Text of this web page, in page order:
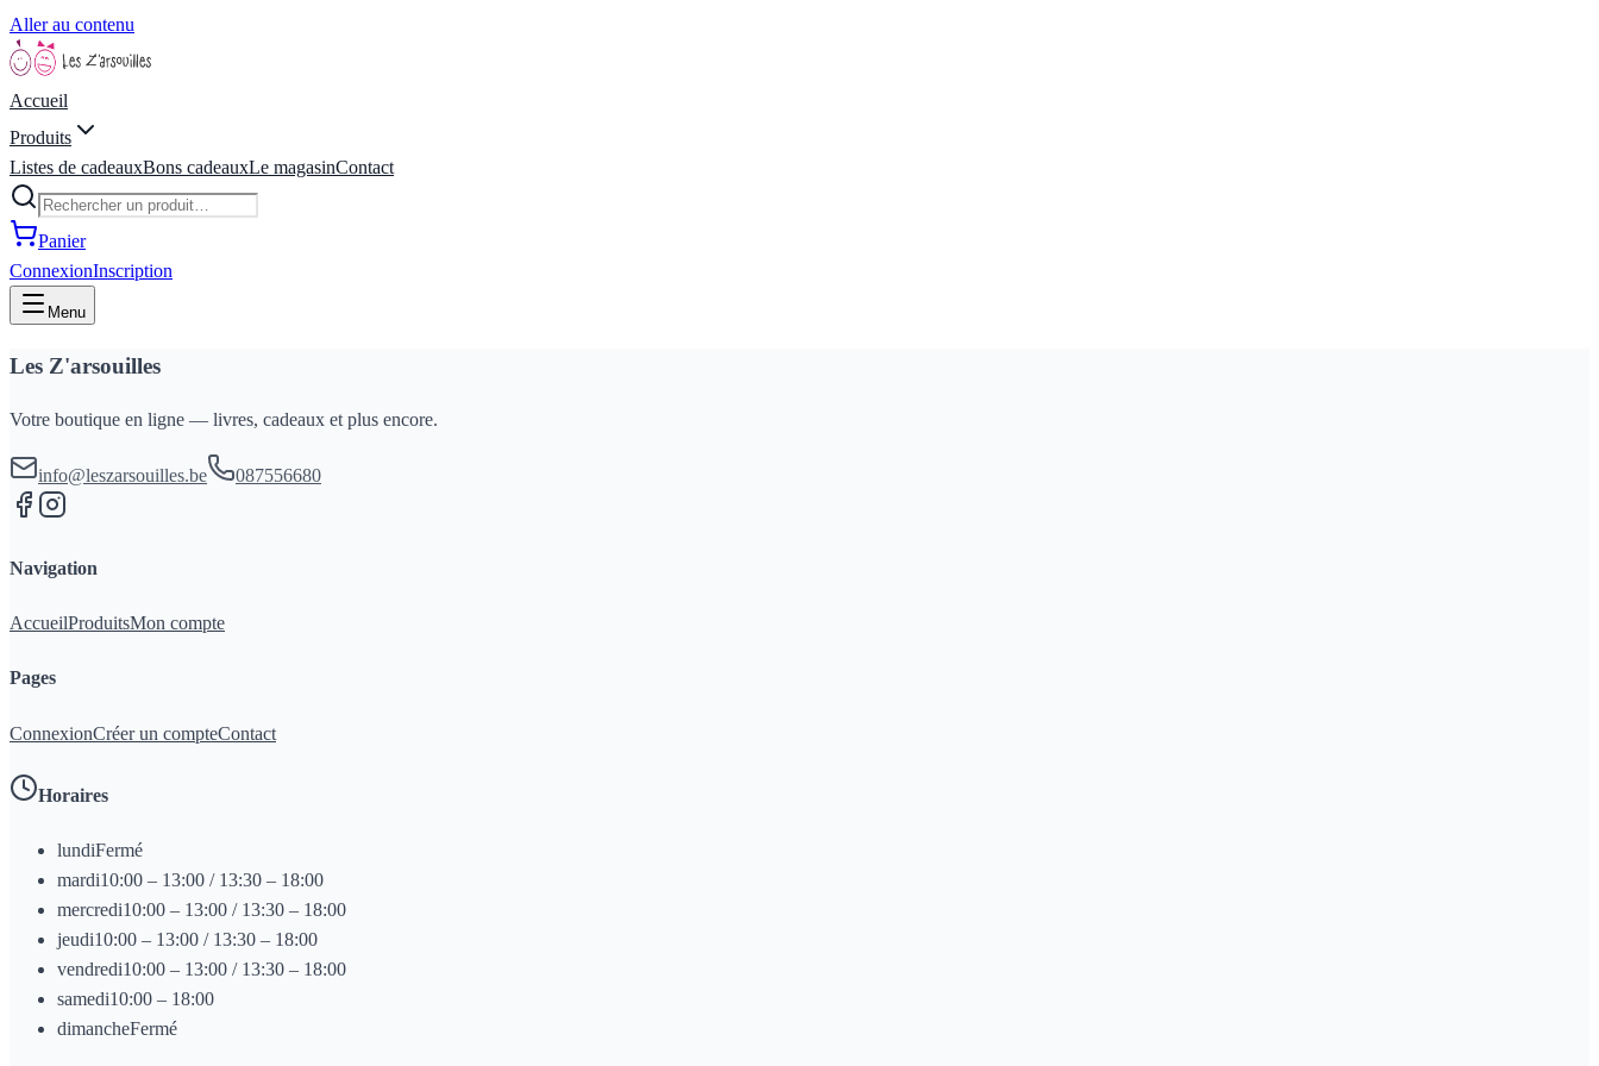
Aller au contenu
Accueil
Produits
Listes de cadeauxBons cadeauxLe magasinContact
Panier
ConnexionInscription
Menu
Les Z'arsouilles
Votre boutique en ligne — livres, cadeaux et plus encore.
info@leszarsouilles.be 087556680
Navigation
AccueilProduitsMon compte
Pages
ConnexionCréer un compteContact
Horaires
lundiFermé
mardi10:00 – 13:00 / 13:30 – 18:00
mercredi10:00 – 13:00 / 13:30 – 18:00
jeudi10:00 – 13:00 / 13:30 – 18:00
vendredi10:00 – 13:00 / 13:30 – 18:00
samedi10:00 – 18:00
dimancheFermé